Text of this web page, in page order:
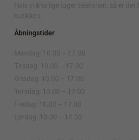
Hvis vi ikke lige tager telefonen, så er
butikken.
Åbningstider
Mandag: 10.00 – 17.00
Tirsdag: 10.00 – 17.00
Onsdag: 10.00 – 17.00
Torsdag: 10.00 – 17.00
Fredag: 10.00 – 17.00
Lørdag: 10.00 – 14.00